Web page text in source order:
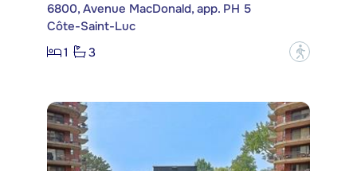
6800, Avenue MacDonald, app. PH 5
Côte-Saint-Luc
1
3 ?